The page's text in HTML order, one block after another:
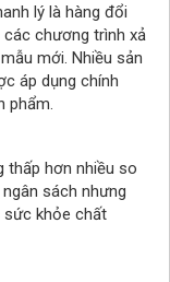
lý là hàng đổi
chương trình xả
mới. Nhiều sản
áp dụng chính
phẩm.
thấp hơn nhiều so
sách nhưng
khỏe chất